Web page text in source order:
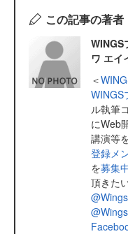
この記事の著者
ワ エイ
＜
WINGS
ル執筆
にWeb
講演等
登録メ
を募集
頂きたい